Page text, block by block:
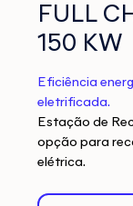
FULL
150 KW
Eficiência
eletrificada.
Estação de
opção para
elétrica.